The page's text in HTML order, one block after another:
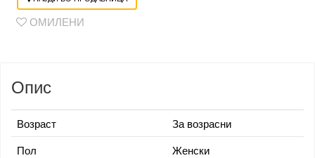
ОМИЛЕНИ
Опис
Возраст
За возрасни
Пол
Женски